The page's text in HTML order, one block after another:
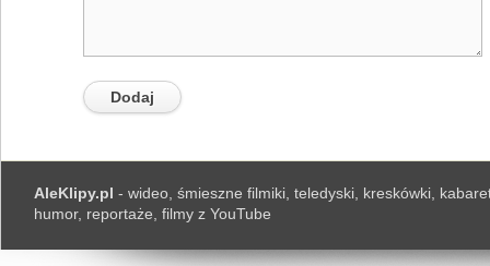
AleKlipy.pl - wideo, śmieszne filmiki, teledyski, kreskówki,
humor, reportaże, filmy z YouTube